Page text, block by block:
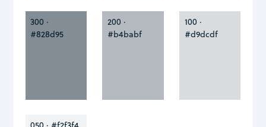
300 ·
#828d95
200 ·
#b4babf
100 ·
#d9dcdf